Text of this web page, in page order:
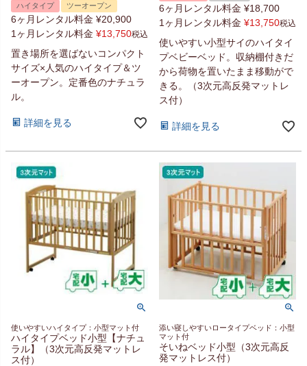
ハイタイプ ツーオープン
6ヶ月レンタル料金 ¥20,900
1ヶ月レンタル料金 ¥13,750税込
置き場所を選ばないコンパクト
サイズ×人気のハイタイプ＆ツ
ーオープン。定番色のナチュラ
ル。
詳細を見る
6ヶ月レンタル料金 ¥18,700
1ヶ月レンタル料金 ¥13,750税込
使いやすい小型サイのハイタイ
プベビーベッド。収納棚付きだ
から荷物を置いたまま移動がで
きる。（3次元高反発マットレ
ス付）
詳細を見る
使いやすいハイタイプ：小型マット付
ハイタイプベッド小型【ナチュ
ラル】（3次元高反発マットレ
ス付）
添い寝しやすいロータイプベッド：小型
マット付
そいねベッド小型（3次元高反
発マットレス付）